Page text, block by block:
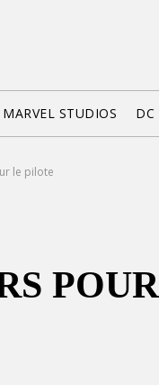
MARVEL STUDIOS DC
le pilote